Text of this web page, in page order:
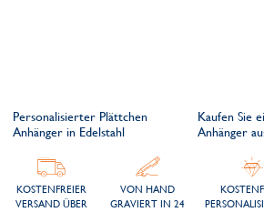
Personalisierter Plättchen
Anhänger in Edelstahl
Kaufen Sie
Anhänger
KOSTENFREIER
VERSAND ÜBER
VON HAND
GRAVIERT IN 24